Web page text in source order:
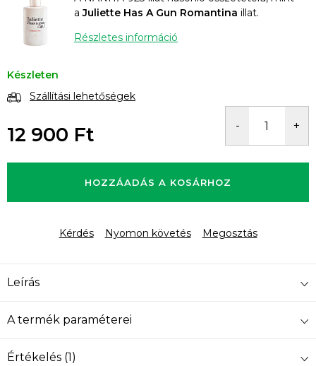
aJuliette Has A Gun Romantina illat.
Részletes információ
Készleten
Szállítási lehetőségek
12 900 Ft
HOZZÁADÁS A KOSÁRHOZ
Kérdés Nyomon követés Megosztás
Leírás
A termék paraméterei
Értékelés (1)